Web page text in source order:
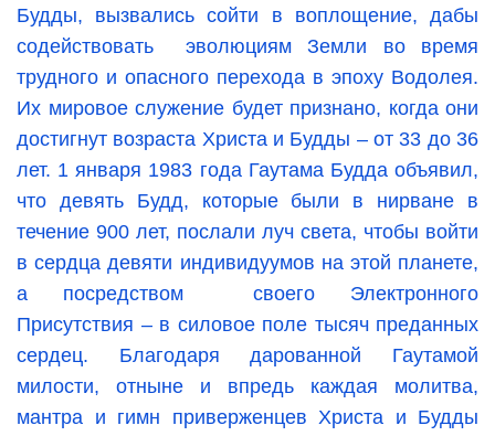
Будды, вызвались сойти в воплощение, дабы
содействовать эволюциям Земли во время
трудного и опасного перехода в эпоху Водолея.
Их мировое служение будет признано, когда они
достигнут возраста Христа и Будды – от 33 до 36
лет. 1 января 1983 года Гаутама Будда объявил,
что девять Будд, которые были в нирване в
течение 900 лет, послали луч света, чтобы войти
в сердца девяти индивидуумов на этой планете,
а посредством своего Электронного
Присутствия – в силовое поле тысяч преданных
сердец. Благодаря дарованной Гаутамой
милости, отныне и впредь каждая молитва,
мантра и гимн приверженцев Христа и Будды